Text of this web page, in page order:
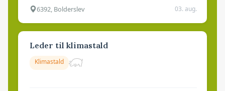
6392, Bolderslev 03. aug.
Leder til klimastald
Klimastald